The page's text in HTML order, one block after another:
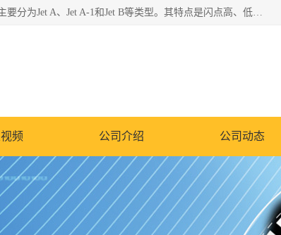
航空煤油（Jet Fuel）是专门为喷气式航空发动机设计的高纯度燃料，主要分为Jet A、Jet A-1和Jet B等类型。其特点是闪点高、低温流动性好，并添加了抗静电剂和抗氧化剂以确保飞行安全。航空煤油需
频 公司介绍 公司动态